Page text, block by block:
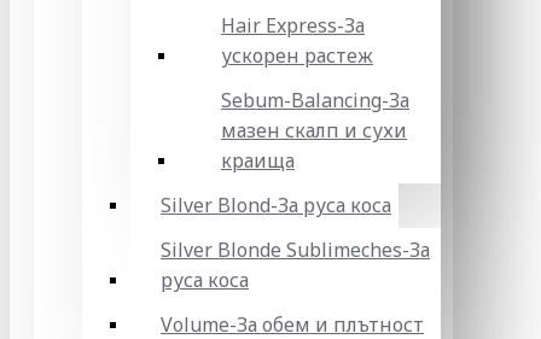
Hair Express-За
ускорен растеж
Sebum-Balancing-За
мазен скалп и сухи
краища
Silver Blond-За руса коса
Silver Blonde Sublіmeches-За
руса коса
Volume-За обем и плътност